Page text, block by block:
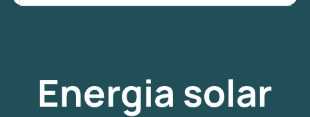
Energia solar